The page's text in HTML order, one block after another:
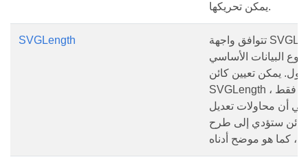
يمكن تحريكها.
SVGLength
تتوافق واجهة SVGLength
نوع البيانات الأساسي
يمكن تعيين كائن
SVGLength للقراءة فقط ،
أن محاولات تعديل
ستؤدي إلى طرح